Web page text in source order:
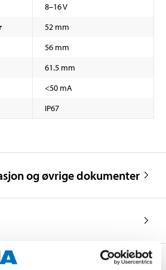
8–16 V
52 mm
56 mm
61.5 mm
<50 mA
IP67
og øvrige dokumenter